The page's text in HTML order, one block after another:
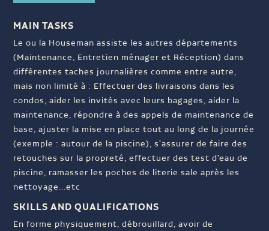
MAIN TASKS
Le ou la Houseman assiste les autres départements
(Maintenance, Entretien ménager et Réception) dans
différentes taches journalières comme entre autre,
mais non limité à : Effectuer des livraisons dans les
condos, aider les invités avec leurs bagages, aider la
maintenance, répondre à des appels de maintenance de
base, ajuster la mise en place tout au long de la journée
(exemple : autour de la piscine), s'assurer de faire des
retouches sur la propreté, effectuer des test d'eau de
piscine, ramasser les poches de literie sale après les
nettoyage...etc
SKILLS AND QUALIFICATIONS
En forme physiquement, débrouillard, avoir de